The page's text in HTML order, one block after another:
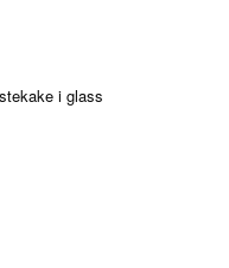
i glass